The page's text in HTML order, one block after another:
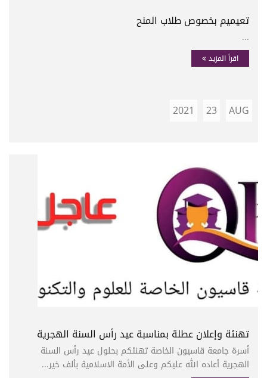
تعيميم بخصوص طلاب المنح
...
اقرأ المزيد
AUG
23
2021
تهنئة وإعلان عطلة بمناسبة عيد رأس السنة الهجرية
أسرة جامعة قاسيون الخاصة تهنئكم بحلول عيد رأس السنة
الهجرية أعاده الله عليكم وعلى الأمة الاسلامية بألف خير...